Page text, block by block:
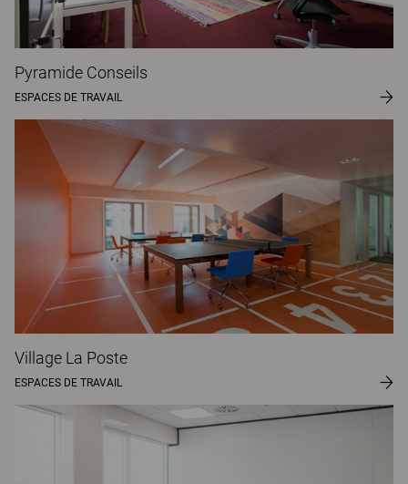
Pyramide Conseils
ESPACES DE TRAVAIL
Village La Poste
ESPACES DE TRAVAIL